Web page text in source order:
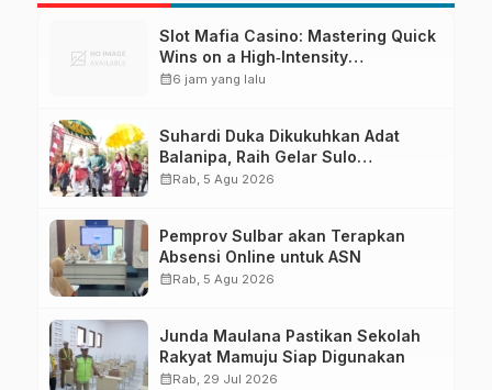
Slot Mafia Casino: Mastering Quick
Wins on a High‑Intensity
Playground
calendar_month6 jam yang lalu
Suhardi Duka Dikukuhkan Adat
Balanipa, Raih Gelar Sulo
Tappidena
calendar_monthRab, 5 Agu 2026
Pemprov Sulbar akan Terapkan
Absensi Online untuk ASN
calendar_monthRab, 5 Agu 2026
Junda Maulana Pastikan Sekolah
Rakyat Mamuju Siap Digunakan
calendar_monthRab, 29 Jul 2026